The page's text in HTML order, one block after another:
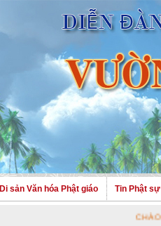
Di sản Văn hóa Phật giáo Tin Phật sự
CHÀO MỪNG QUÝ VỊ